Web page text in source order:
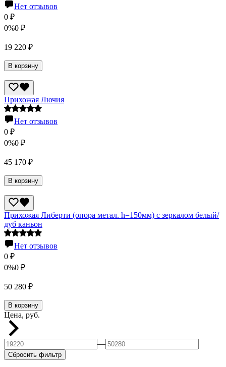
Нет отзывов
0 ₽
0%0 ₽
19 220 ₽
В корзину
Прихожая Лючия
Нет отзывов
0 ₽
0%0 ₽
45 170 ₽
В корзину
Прихожая Либерти (опора метал. h=150мм) с зеркалом белый/
дуб каньон
Нет отзывов
0 ₽
0%0 ₽
50 280 ₽
В корзину
Цена, руб.
—
Сбросить фильтр